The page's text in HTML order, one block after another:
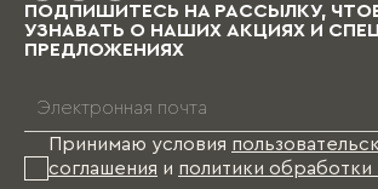
ПОДПИШИТЕСЬ НА РАССЫЛКУ,
УЗНАВАТЬ О НАШИХ АКЦИЯХ И
ПРЕДЛОЖЕНИЯХ
Принимаю условия
соглашения и политики